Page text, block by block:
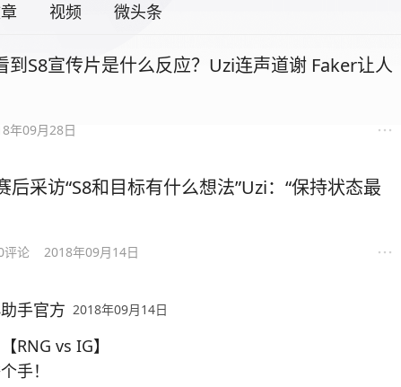
视频 微头条
到S8宣传片是什么反应？Uzi连声道谢 Faker让人
年09月28日
后采访“S8和目标有什么想法”Uzi：“保持状态最
评论 2018年09月14日
手官方 2018年09月14日
RNG vs IG】
手！